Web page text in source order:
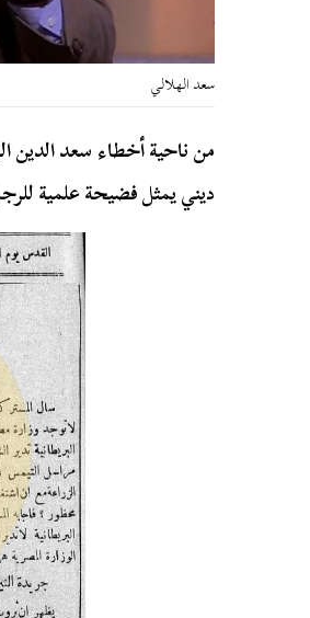
سعد الهلالي
من ناحية أخطاء سعد الدين
ديني يمثل فضيحة علمية